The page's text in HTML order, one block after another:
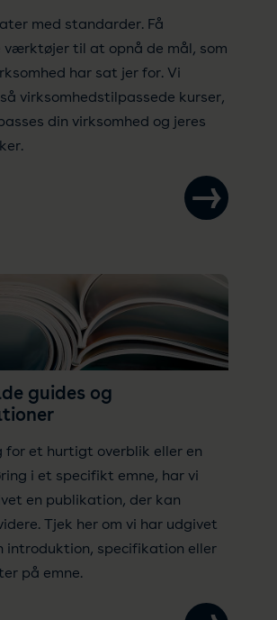
med standarder. Få
til at opnå de mål, som
har sat jer for. Vi
virksomhedstilpassede kurser,
din virksomhed og jeres
guides og
for et hurtigt overblik eller en
i et specifikt emne, har vi
en publikation, der kan
Tjek her om vi har udgivet
introduktion, specifikation eller
på emne.